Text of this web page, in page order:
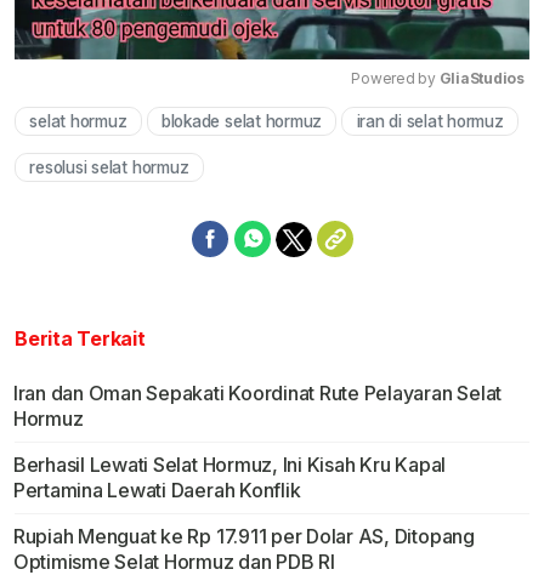
Mute
Powered by GliaStudios
selat hormuz blokade selat hormuz iran di selat hormuz
resolusi selat hormuz
Berita Terkait
Iran dan Oman Sepakati Koordinat Rute Pelayaran Selat
Hormuz
Berhasil Lewati Selat Hormuz, Ini Kisah Kru Kapal
Pertamina Lewati Daerah Konflik
Rupiah Menguat ke Rp 17.911 per Dolar AS, Ditopang
Optimisme Selat Hormuz dan PDB RI